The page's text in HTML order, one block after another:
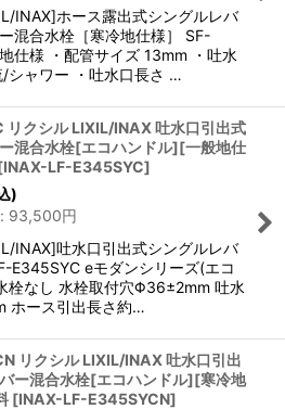
INAX]ホース露出式シングルレバ
混合水栓［寒冷地仕様］ SF-
仕様 ・配管サイズ 13mm ・吐水
/シャワー ・吐水口長さ …
クシル LIXIL/INAX 吐水口引出式
混合水栓[エコハンドル][一般地仕
INAX-LF-E345SYC]
)
: 93,500円
INAX]吐水口引出式シングルレバ
E345SYC eモダンシリーズ(エコ
栓なし 水栓取付穴Φ36±2mm 吐水
ホース引出長さ約…
リクシル LIXIL/INAX 吐水口引出
ー混合水栓[エコハンドル][寒冷地
[INAX-LF-E345SYCN]